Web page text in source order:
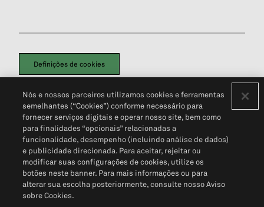
Definições de cookies
Política de PrivacidadePortal de privacidade do cliente (em inglês)
Não Venda Minhas Informações Pessoais© 2026 S&P Global
Nós e nossos parceiros utilizamos cookies e ferramentas
semelhantes (“Cookies”) conforme necessário para
fornecer serviços digitais e operar nosso site, bem como
para finalidades “opcionais” relacionadas a
funcionalidade, desempenho (incluindo análise de dados)
e publicidade direcionada. Para aceitar, rejeitar ou
modificar suas configurações de cookies, utilize os
botões neste banner. Para mais informações ou para
alterar sua escolha posteriormente, consulte nosso Aviso
sobre Cookies.